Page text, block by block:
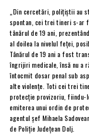
„Din cercetări, polițiștii au
spontan, cei trei tineri s-ar
tânărul de 19 ani,
al doilea la nivelul feței,
Tânărul de 19 ani a fost
îngrijiri medicale, însă nu a
întocmit dosar penal sub
alte violenţe. Toti cei trei
protecție provizoriu, fiindu-
emiterea unui ordin de
agentul șef Mihaela
de Poliție Județean Dolj.